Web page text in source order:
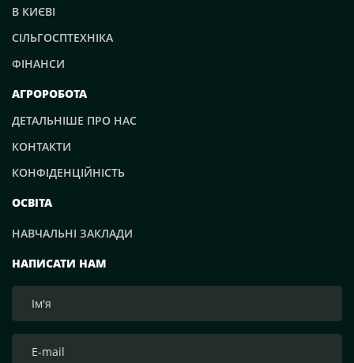
НАПИСАТИ НАМ
В КИЄВІ
СІЛЬГОСПТЕХНІКА
ФІНАНСИ
АГРОРОБОТА
ДЕТАЛЬНІШЕ ПРО НАС
КОНТАКТИ
КОНФІДЕНЦІЙНІСТЬ
ОСВІТА
НАВЧАЛЬНІ ЗАКЛАДИ